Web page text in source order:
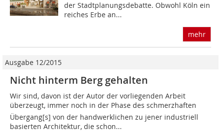
der Stadtplanungsdebatte. Obwohl Köln ein
reiches Erbe an...
mehr
Ausgabe 12/2015
Nicht hinterm Berg gehalten
Wir sind, davon ist der Autor der vorliegenden Arbeit
überzeugt, immer noch in der Phase des schmerzhaften
Übergang[s] von der handwerklichen zu jener industriell
basierten Architektur, die schon...